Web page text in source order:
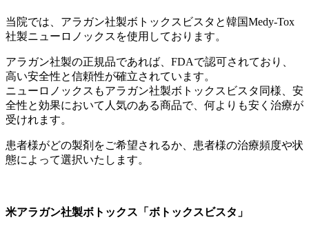
当院では、アラガン社製ボトックスビスタと韓国Medy-Tox
社製ニューロノックスを使用しております。
アラガン社製の正規品であれば、FDAで認可されており、
高い安全性と信頼性が確立されています。
ニューロノックスもアラガン社製ボトックスビスタ同様、安
全性と効果において人気のある商品で、何よりも安く治療が
受けれます。
患者様がどの製剤をご希望されるか、患者様の治療頻度や状
態によって選択いたします。
米アラガン社製ボトックス「ボトックスビスタ」